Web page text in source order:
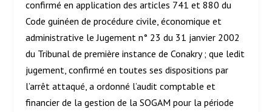
confirmé en application des articles 741 et 880 du
Code guinéen de procédure civile, économique et
administrative le Jugement n° 23 du 31 janvier 2002
du Tribunal de première instance de Conakry ; que ledit
jugement, confirmé en toutes ses dispositions par
l’arrêt attaqué, a ordonné l’audit comptable et
financier de la gestion de la SOGAM pour la période